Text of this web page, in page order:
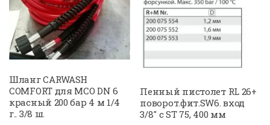
Шланг CARWASH
COMFORT для МСО DN 6
красный 200 бар 4 м 1/4
г.. 3/8 ш.
Пенный пистолет RL 26+
поворот.фит.SW6. вход
3/8″ с ST 75, 400 мм